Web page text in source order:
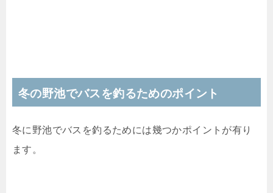
冬の野池でバスを釣るためのポイント
冬に野池でバスを釣るためには幾つかポイントが有り
ます。